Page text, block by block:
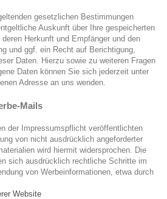
gesetzlichen Bestimmungen
Auskunft über Ihre gespeicherten
Herkunft und Empfänger und den
und ggf. ein Recht auf Berichtigung,
Daten. Hierzu sowie zu weiteren Fragen
Daten können Sie sich jederzeit unter
Adresse an uns wenden.
Mails
der Impressumspflicht veröffentlichten
von nicht ausdrücklich angeforderter
wird hiermit widersprochen. Die
sich ausdrücklich rechtliche Schritte im
von Werbeinformationen, etwa durch
Website